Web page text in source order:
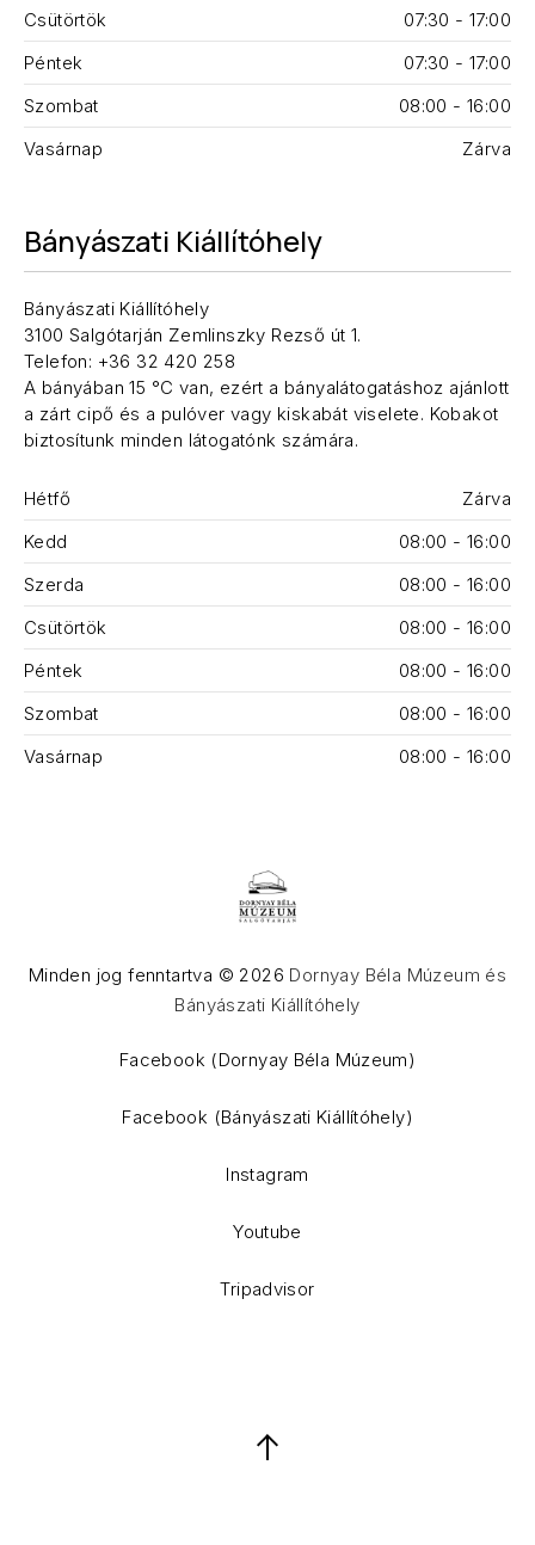
Csütörtök
07:30 - 17:00
Péntek
07:30 - 17:00
Szombat
08:00 - 16:00
Vasárnap
Zárva
Bányászati Kiállítóhely
Bányászati Kiállítóhely
3100 Salgótarján Zemlinszky Rezső út 1.
Telefon: +36 32 420 258
A bányában 15 °C van, ezért a bányalátogatáshoz ajánlott
a zárt cipő és a pulóver vagy kiskabát viselete. Kobakot
biztosítunk minden látogatónk számára.
Hétfő
Zárva
Kedd
08:00 - 16:00
Szerda
08:00 - 16:00
Csütörtök
08:00 - 16:00
Péntek
08:00 - 16:00
Szombat
08:00 - 16:00
Vasárnap
08:00 - 16:00
Minden jog fenntartva © 2026 Dornyay Béla Múzeum és
Bányászati Kiállítóhely
Facebook (Dornyay Béla Múzeum)
Facebook (Bányászati Kiállítóhely)
Instagram
Youtube
Tripadvisor